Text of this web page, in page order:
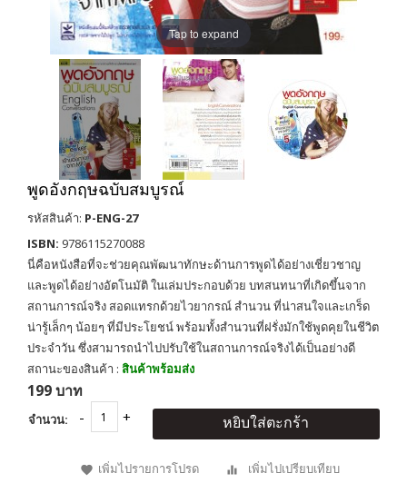
Tap to expand
พูดอังกฤษฉบับสมบูรณ์
รหัสสินค้า: P-ENG-27
ISBN: 9786115270088
นี่คือหนังสือที่จะช่วยคุณพัฒนาทักษะด้านการพูดได้อย่างเชี่ยวชาญ
และพูดได้อย่างอัตโนมัติ ในเล่มประกอบด้วย บทสนทนาที่เกิดขึ้นจาก
สถานการณ์จริง สอดแทรกด้วยไวยากรณ์ สำนวน ที่น่าสนใจและเกร็ด
น่ารู้เล็กๆ น้อยๆ ที่มีประโยชน์ พร้อมทั้งสำนวนที่ฝรั่งมักใช้พูดคุยในชีวิต
ประจำวัน ซึ่งสามารถนำไปปรับใช้ในสถานการณ์จริงได้เป็นอย่างดี
สถานะของสินค้า : สินค้าพร้อมส่ง
199 บาท
จำนวน: หยิบใส่ตะกร้า
เพิ่มไปรายการโปรด เพิ่มไปเปรียบเทียบ